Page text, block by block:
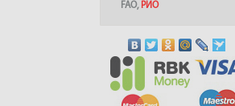
FAO, РИО